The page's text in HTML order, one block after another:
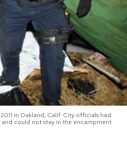
in Oakland, Calif. City officials had
could not stay in the encampment